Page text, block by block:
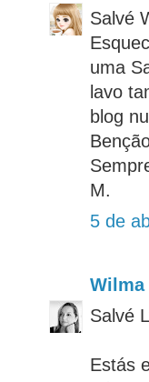
Salvé
uma
lavo
blog
M.
5 de
Wilma
Salvé
Estás